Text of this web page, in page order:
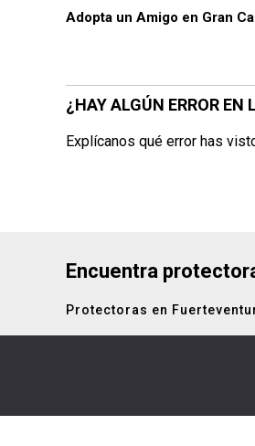
Adopta un Amigo en Gran
¿HAY ALGÚN ERROR EN
Explícanos qué error has
Encuentra
Protectoras en